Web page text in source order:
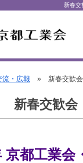
新春
流・広報 » 新春交歓会
新春交歓会
京都工業会